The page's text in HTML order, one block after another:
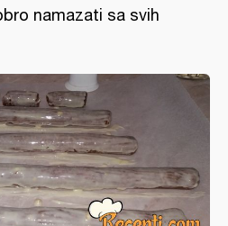
namazati sa svih